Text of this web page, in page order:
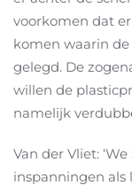
voorkomen dat
komen waarin
gelegd. De
willen de
namelijk
Van der Vliet:
inspanningen als